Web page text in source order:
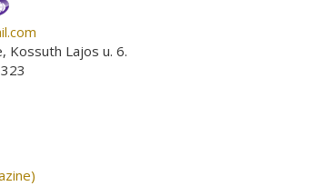
Kossuth Lajos u. 6.